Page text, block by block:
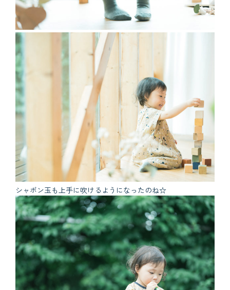
シャボン玉も上手に吹けるようになったのね☆